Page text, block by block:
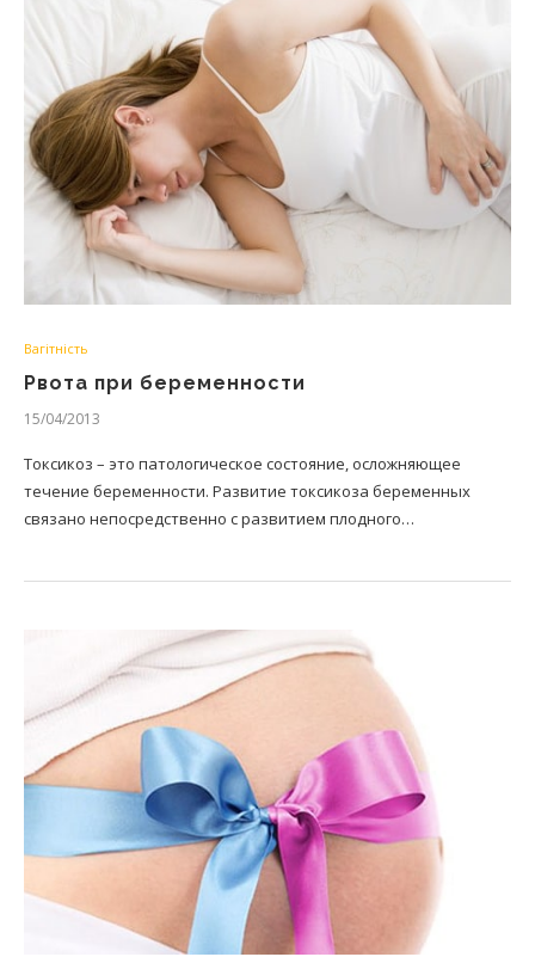
Вагітність
Рвота при беременности
15/04/2013
Токсикоз – это патологическое состояние, осложняющее
течение беременности. Развитие токсикоза беременных
связано непосредственно с развитием плодного…